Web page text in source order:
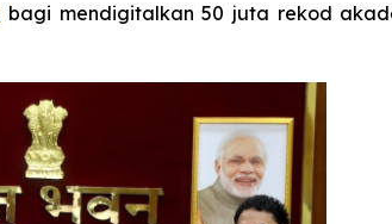
bagi mendigitalkan 50 juta rekod